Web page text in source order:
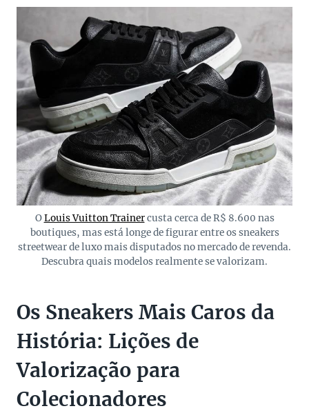
OLouis Vuitton Trainercusta cerca de R$ 8.600 nas
boutiques, mas está longe de figurar entre os sneakers
streetwear de luxo mais disputados no mercado de revenda.
Descubra quais modelos realmente se valorizam.
Os Sneakers Mais Caros da
História: Lições de
Valorização para
Colecionadores